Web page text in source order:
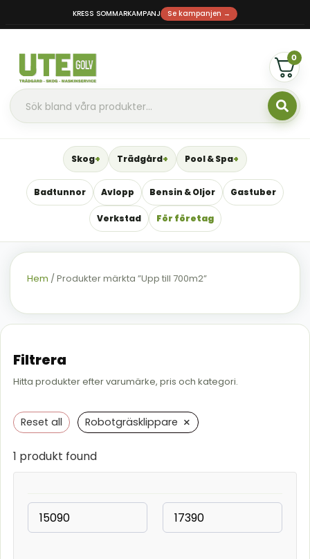
KRESS SOMMARKAMPANJ Se kampanjen →
0
Skog Trädgård Pool & Spa
Badtunnor Avlopp Bensin & Oljor Gastuber
Verkstad För företag
Hem / Produkter märkta ”Upp till 700m2”
Filtrera
Hitta produkter efter varumärke, pris och kategori.
Reset all Robotgräsklippare ×
1 produkt found